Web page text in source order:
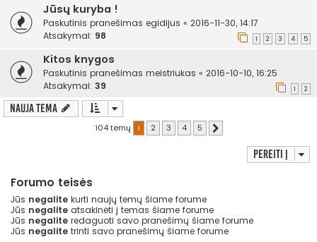
Jūsų kuryba !
Paskutinis pranešimas egidijus « 2016-11-30, 14:17
Atsakymai: 98 1 2 3 4 5
Kitos knygos
Paskutinis pranešimas meistriukas « 2016-10-10, 16:25
Atsakymai: 39 1 2
Nauja tema
104 temų 1 2 3 4 5
Pereiti į
Forumo teisės
Jūs negalite kurti naujų temų šiame forume
Jūs negalite atsakinėti į temas šiame forume
Jūs negalite redaguoti savo pranešimų šiame forume
Jūs negalite trinti savo pranešimų šiame forume